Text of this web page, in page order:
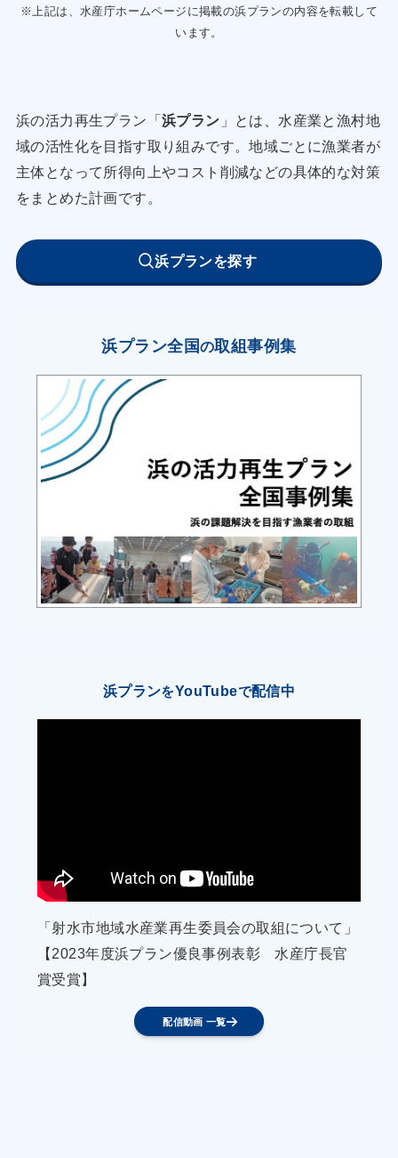
をスタッフ全員で検討する。
・小型のマダイ、イトヨリダイなどほとんど値の
付かない低価値魚（原魚）を購入、干物などに加
工・販売することで付加価値を向上させる。
参加し、製造した商品の販売を行うことで認知度
を高める。
●入野産アカムツの認知度及び魚価の向上
仲買業者から入野産アカムツに対するニーズを聴
き取り、必要に応じて処理方法や梱包等の取り扱
い方法を変更することで、アカムツの単価向上を
図る。
・入野支所は、入野産アカムツを卸していない飲
食店の情報を収集し「高知家の魚 応援の店」制度
を利用するなどして、新たな有利販売先を掘り起
こす。
付けを継続して行う。
・入野支所は、シロアマダイを卸していない飲食
店の情報を収集し「高知家の魚 応援の店」制度を
利用するなどして、新たな有利販売先を掘り起こ
す。
【イセエビ磯建網漁業】
●生息環境の整備によるイセエビ資源の増殖
※上記は、水産庁ホームページに掲載の浜プランの内容を転載して
います。
浜の活力再生プラン「浜プラン 」とは、水産業と漁村地
域の活性化を目指す取り組みです。地域ごとに漁業者が
主体となって所得向上やコスト削減などの具体的な対策
をまとめた計画です。
浜プランを探す
浜プラン全国の取組事例集
浜プランをYouTubeで配信中
「射水市地域水産業再生委員会の取組について」
【2023年度浜プラン優良事例表彰 水産庁長官
賞受賞】
配信動画 一覧